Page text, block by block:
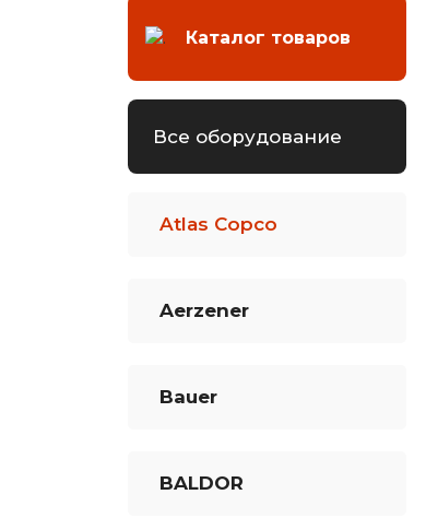
Каталог товаров
Все оборудование
Atlas Copco
Aerzener
Bauer
BALDOR